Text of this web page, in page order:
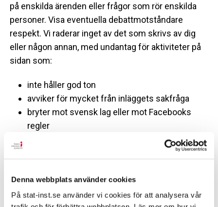
Denna webbplats använder cookies
På stat-inst.se använder vi cookies för att analysera vår
på enskilda ärenden eller frågor som rör enskilda
personer. Visa eventuella debattmotståndare
respekt. Vi raderar inget av det som skrivs av dig
eller någon annan, med undantag för aktiviteter på
sidan som:
inte håller god ton
avviker för mycket från inläggets sakfråga
bryter mot svensk lag eller mot Facebooks
regler
innehåller känsliga personuppgifter eller är
stötande, uppviglande eller kränker enskildas
saknar relevans för sidans ämne
anses vara spam; spam är när samma typ av